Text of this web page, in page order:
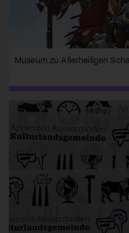
Museum zu Allerheiligen